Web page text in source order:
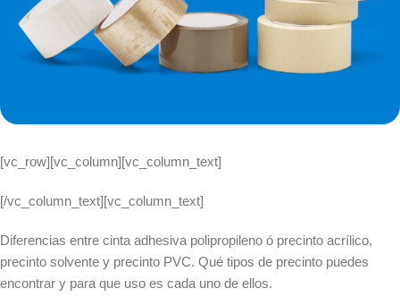
[vc_row][vc_column][vc_column_text]
[/vc_column_text][vc_column_text]
Diferencias entre cinta adhesiva polipropileno ó precinto acrílico,
precinto solvente y precinto PVC. Qué tipos de precinto puedes
encontrar y para que uso es cada uno de ellos.